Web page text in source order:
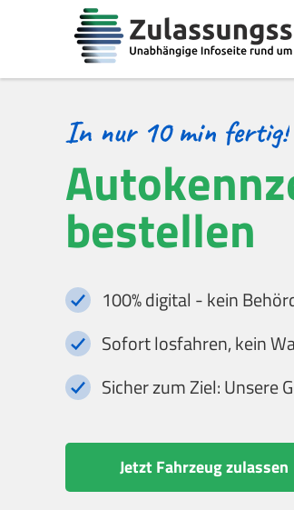
bestellen
100% digital - kein
Sofort losfahren, kein
Sicher zum Ziel: Unsere
Jetzt Fahrzeug zulassen